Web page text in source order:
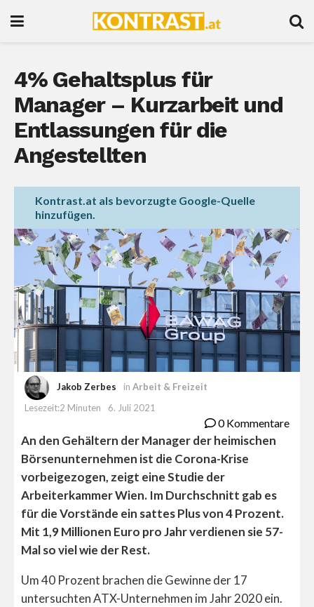
4% Gehaltsplus für
Manager – Kurzarbeit und
Entlassungen für die
Angestellten
Kontrast.at als bevorzugte Google-Quelle
hinzufügen.
Jakob Zerbes in Arbeit & Freizeit
Lesezeit:2 Minuten
6. Juli 2021
0 Kommentare
An den Gehältern der Manager der heimischen
Börsenunternehmen ist die Corona-Krise
vorbeigezogen, zeigt eine Studie der
Arbeiterkammer Wien. Im Durchschnitt gab es
für die Vorstände ein sattes Plus von 4 Prozent.
Mit 1,9 Millionen Euro pro Jahr verdienen sie 57-
Mal so viel wie der Rest.
Um 40 Prozent brachen die Gewinne der 17
untersuchten ATX-Unternehmen im Jahr 2020 ein.